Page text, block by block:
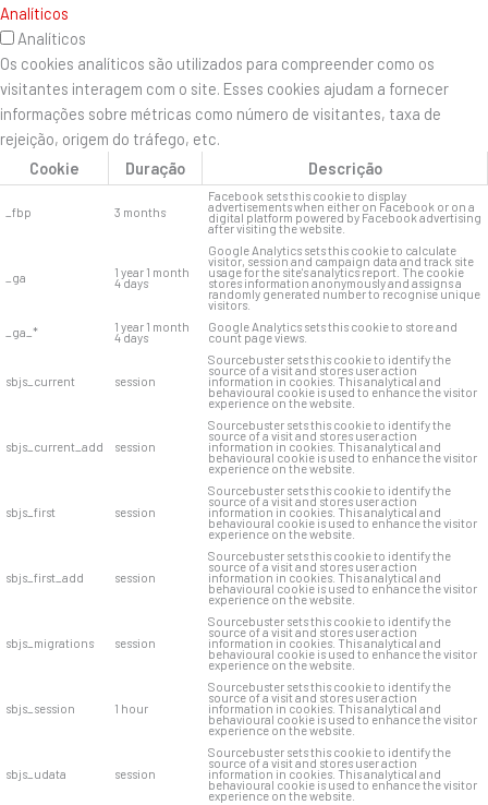
Analíticos
Analíticos
Os cookies analíticos são utilizados para compreender como os
visitantes interagem com o site. Esses cookies ajudam a fornecer
informações sobre métricas como número de visitantes, taxa de
rejeição, origem do tráfego, etc.
Cookie
Duração Descrição
_fbp 3 months
Facebook sets this cookie to display
advertisements when either on Facebook or on a
digital platform powered by Facebook advertising
after visiting the website.
_ga 1 year 1 month
4 days
Google Analytics sets this cookie to calculate
visitor, session and campaign data and track site
usage for the site's analytics report. The cookie
stores information anonymously and assigns a
randomly generated number to recognise unique
visitors.
_ga_*
1 year 1 month
4 days
Google Analytics sets this cookie to store and
count page views.
sbjs_current session
Sourcebuster sets this cookie to identify the
source of a visit and stores user action
information in cookies. This analytical and
behavioural cookie is used to enhance the visitor
experience on the website.
sbjs_current_add session
Sourcebuster sets this cookie to identify the
source of a visit and stores user action
information in cookies. This analytical and
behavioural cookie is used to enhance the visitor
experience on the website.
sbjs_first session
Sourcebuster sets this cookie to identify the
source of a visit and stores user action
information in cookies. This analytical and
behavioural cookie is used to enhance the visitor
experience on the website.
sbjs_first_add session
Sourcebuster sets this cookie to identify the
source of a visit and stores user action
information in cookies. This analytical and
behavioural cookie is used to enhance the visitor
experience on the website.
sbjs_migrations session
Sourcebuster sets this cookie to identify the
source of a visit and stores user action
information in cookies. This analytical and
behavioural cookie is used to enhance the visitor
experience on the website.
sbjs_session 1 hour
Sourcebuster sets this cookie to identify the
source of a visit and stores user action
information in cookies. This analytical and
behavioural cookie is used to enhance the visitor
experience on the website.
sbjs_udata session
Sourcebuster sets this cookie to identify the
source of a visit and stores user action
information in cookies. This analytical and
behavioural cookie is used to enhance the visitor
experience on the website.